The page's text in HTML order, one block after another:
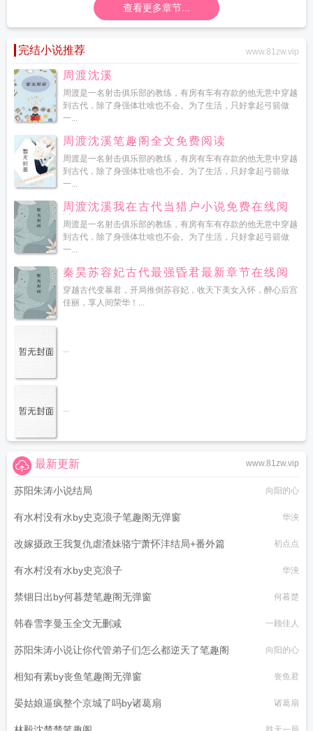
查看更多章节...
完结小说推荐 www.81zw.vip
周渡沈溪
周渡是一名射击俱乐部的教练，有房有车有存款的他无意中穿越
到古代，除了身强体壮啥也不会。为了生活，只好拿起弓箭做
一...
周渡沈溪笔趣阁全文免费阅读
周渡是一名射击俱乐部的教练，有房有车有存款的他无意中穿越
到古代，除了身强体壮啥也不会。为了生活，只好拿起弓箭做
一...
周渡沈溪我在古代当猎户小说免费在线阅
读
周渡是一名射击俱乐部的教练，有房有车有存款的他无意中穿越
到古代，除了身强体壮啥也不会。为了生活，只好拿起弓箭做
一...
秦昊苏容妃古代最强昏君最新章节在线阅
读
穿越古代变暴君，开局推倒苏容妃，收天下美女入怀，醉心后宫
佳丽，享人间荣华！...
...
...
www.81zw.vip
最新更新
苏阳朱涛小说结局 向阳的心
有水村没有水by史克浪子笔趣阁无弹窗 华泱
改嫁摄政王我复仇虐渣妹骆宁萧怀沣结局+番外篇 初点点
有水村没有水by史克浪子 华泱
禁锢日出by何暮楚笔趣阁无弹窗 何暮楚
韩春雪李曼玉全文无删减 一顾佳人
苏阳朱涛小说让你代管弟子们怎么都逆天了笔趣阁 向阳的心
相知有素by丧鱼笔趣阁无弹窗 丧鱼君
晏姑娘逼疯整个京城了吗by诸葛扇 诸葛扇